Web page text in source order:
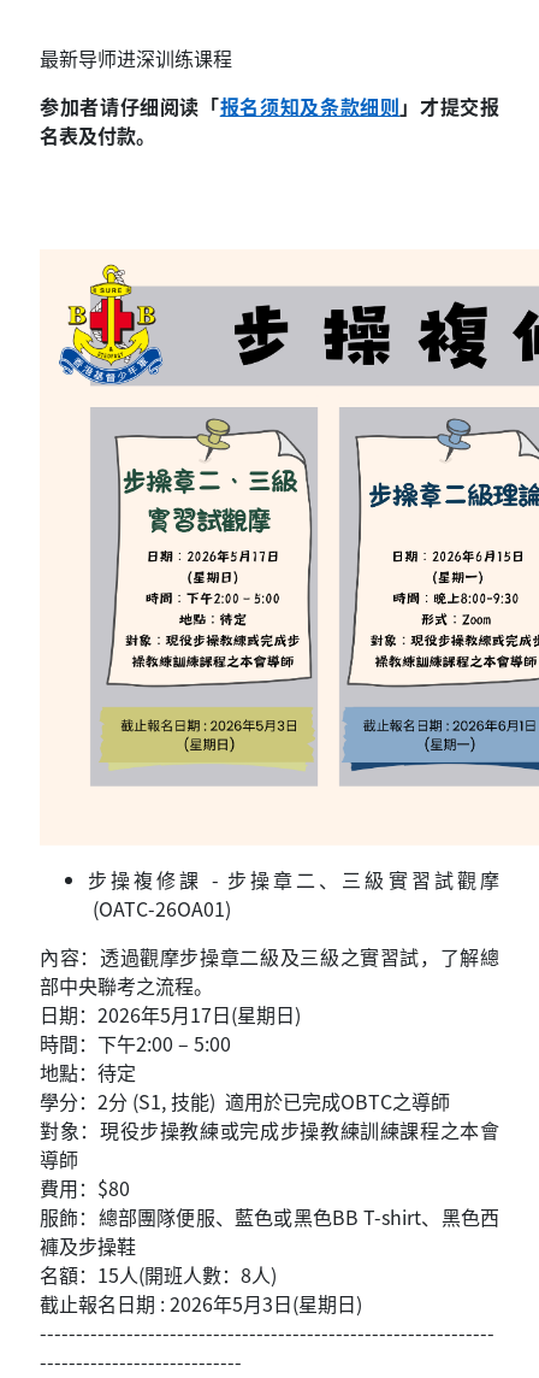
最新导师进深训练课程
参加者请仔细阅读「报名须知及条款细则」才提交报
名表及付款。
步操複修課 - 步操章二、三級實習試觀摩
(OATC-26OA01)
內容：透過觀摩步操章二級及三級之實習試，了解總
部中央聯考之流程。
日期：2026年5月17日(星期日)
時間：下午2:00 – 5:00
地點：待定
學分：2分 (S1, 技能) 適用於已完成OBTC之導師
對象：現役步操教練或完成步操教練訓練課程之本會
導師
費用：$80
服飾：總部團隊便服、藍色或黑色BB T-shirt、黑色西
褲及步操鞋
名額：15人(開班人數：8人)
截止報名日期 : 2026年5月3日(星期日)
---------------------------------------------------------------
----------------------------